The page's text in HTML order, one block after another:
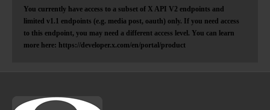
You currently have access to a subset of X API V2 endpoints and
limited v1.1 endpoints (e.g. media post, oauth) only. If you need access
to this endpoint, you may need a different access level. You can learn
more here: https://developer.x.com/en/portal/product